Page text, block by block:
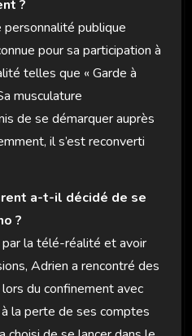
?
publique
pour sa participation à
telles que « Garde à
musculature
de se démarquer auprès
il s’est reconverti
a-t-il décidé de se
?
la télé-réalité et avoir
Adrien a rencontré des
du confinement avec
la perte de ses comptes